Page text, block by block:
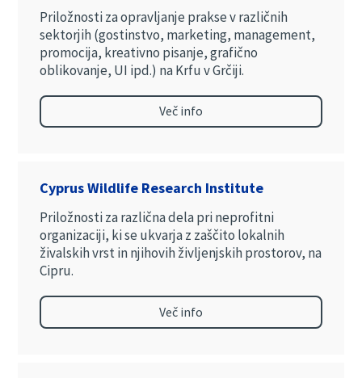
Priložnosti za opravljanje prakse v različnih
sektorjih (gostinstvo, marketing, management,
promocija, kreativno pisanje, grafično
oblikovanje, UI ipd.) na Krfu v Grčiji.
Več info
Cyprus Wildlife Research Institute
Priložnosti za različna dela pri neprofitni
organizaciji, ki se ukvarja z zaščito lokalnih
živalskih vrst in njihovih življenjskih prostorov, na
Cipru.
Več info